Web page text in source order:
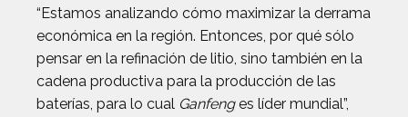
“Estamos analizando cómo maximizar la derrama
económica en la región. Entonces, por qué sólo
pensar en la refinación de litio, sino también en la
cadena productiva para la producción de las
baterías, para lo cual Ganfenges líder mundial”,